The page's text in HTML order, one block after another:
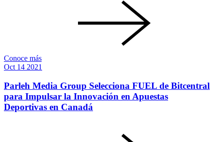
Conoce más
Oct 14 2021
Parleh Media Group Selecciona FUEL de Bitcentral
para Impulsar la Innovación en Apuestas
Deportivas en Canadá